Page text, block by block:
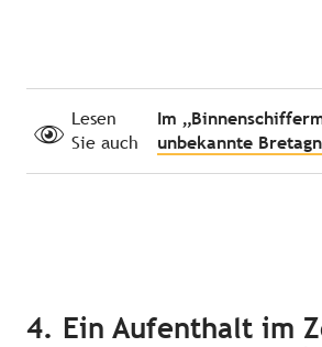
Lesen
Sie auch
Im
unbekannte
4. Ein Aufenthalt im